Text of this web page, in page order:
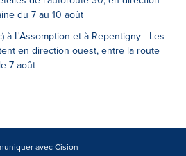
du 7 au 10 août
à L'Assomption et à Repentigny - Les
en direction ouest, entre la route
7 août
avec Cision